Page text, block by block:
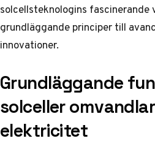
solcellsteknologins fascinerande
grundläggande principer till
innovationer.
Grundläggande
solceller
elektricitet